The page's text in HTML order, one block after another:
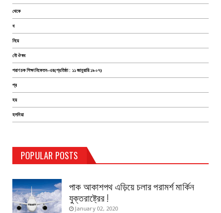
থেকে
ধ
নিয়ে
নৌ ঔষধ
পরাণচক শিক্ষানিকেতন-এর(প্রতিষ্ঠা : ১১ জানুয়ারি ১৯০৭)
প্র
হয়
হলদিয়া
POPULAR POSTS
TEST PAGE
August 14, 2019
পাক আকাশপথ এড়িয়ে চলার পরামর্শ মার্কিন
যুক্তরাষ্ট্রের !
January 02, 2020